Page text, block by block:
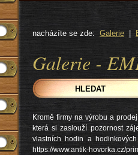
nacházíte se zde: Galerie
Galerie -
Kromě firmy na výrobu a
která si zaslouží pozornost
vlastních hodin a
https://www.antik-hovorka.cz/